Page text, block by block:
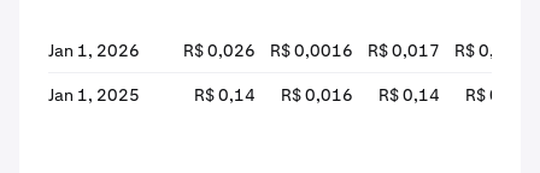
Jan 1, 2026 R$ 0,026 R$ 0,0016 R$ 0,017 R$ 0,0017
Jan 1, 2025 R$ 0,14 R$ 0,016 R$ 0,14 R$ 0,017